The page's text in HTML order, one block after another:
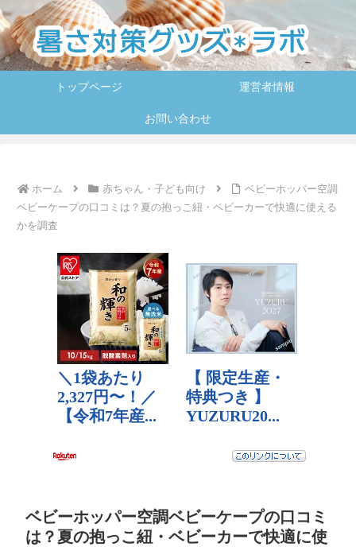
トップページ 運営者情報
お問い合わせ
ホーム 赤ちゃん・子ども向け
ベビーホッパー空調
ベビーケープの口コミは？夏の抱っこ紐・ベビーカーで快適に使える
かを調査
ベビーホッパー空調ベビーケープの口コミ
は？夏の抱っこ紐・ベビーカーで快適に使